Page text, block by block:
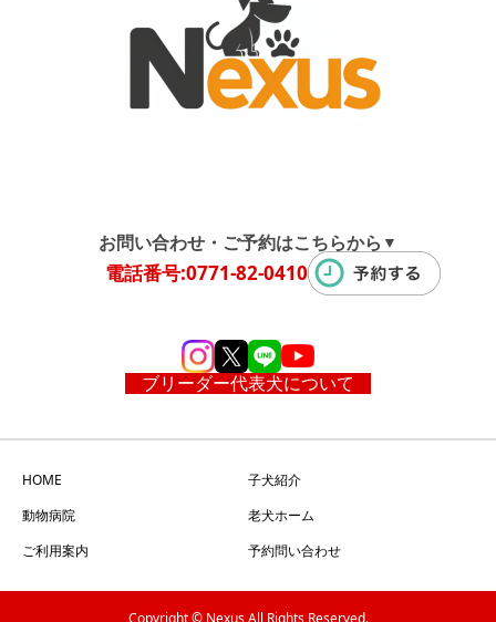
お問い合わせ・ご予約はこちらから ▼
電話番号:0771-82-0410
ブリーダー代表犬について
HOME
子犬紹介
動物病院
老犬ホーム
ご利用案内
予約問い合わせ
Copyright © Nexus All Rights Reserved.